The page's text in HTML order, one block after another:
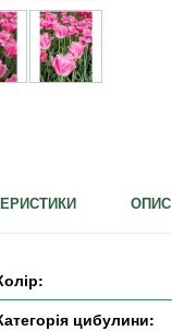
ОПИС
цибулини: